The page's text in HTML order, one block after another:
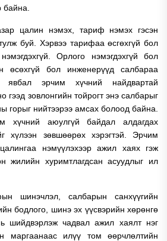
цалин нэмэх, тариф нэмэх гэсэн
буй. Хэрвээ тарифаа өсгөхгүй бол
Орлого нэмэгдэхгүй бол
өсөхгүй бол инженерүүд салбараа
явбал эрчим хүчний найдвартай
гээд зовлонгийн тойрогт энэ салбарыг
горыг нийтээрээ амсах болоод байна.
хүчний аюулгүй байдал алдагдах
хүлээн зөвшөөрөх хэрэгтэй. Эрчим
нэмүүлэхээр ажил хаях гэж
жилийн хуримтлагдсан асуудлыг ил
шинэчлэл, салбарын санхүүгийн
бодлого, шинэ эх үүсвэрийн хөрөнгө
шийдвэрлэж чадвал ажил хаялт нэг
маргаанаас илүү том өөрчлөлтийн